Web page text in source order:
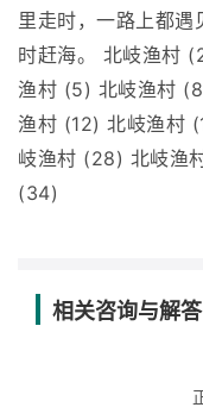
里走时，一路上都遇
时赶海。 北岐渔村
渔村 (5) 北岐渔村
渔村 (12) 北岐渔村
岐渔村 (28) 北岐渔
(34)
相关咨询与解答